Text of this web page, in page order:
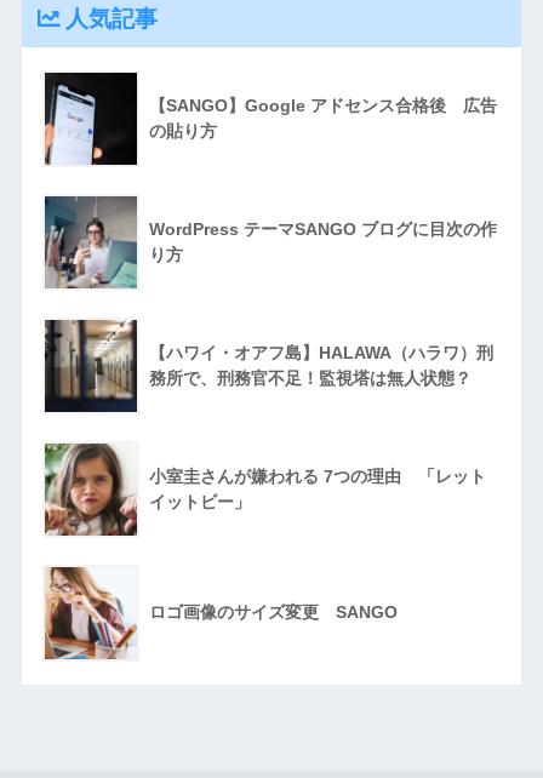
人気記事
【SANGO】Google アドセンス合格後 広告
の貼り方
WordPress テーマSANGO ブログに目次の作
り方
【ハワイ・オアフ島】HALAWA（ハラワ）刑
務所で、刑務官不足！監視塔は無人状態？
小室圭さんが嫌われる 7つの理由 「レット
イットビー」
ロゴ画像のサイズ変更 SANGO